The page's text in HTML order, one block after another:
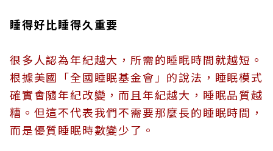
睡得好比睡得久重要
很多人認為年紀越大，所需的睡眠時間就越短。
根據美國「全國睡眠基金會」的說法，睡眠模式
確實會隨年紀改變，而且年紀越大，睡眠品質越
糟。但這不代表我們不需要那麼長的睡眠時間，
而是優質睡眠時數變少了。